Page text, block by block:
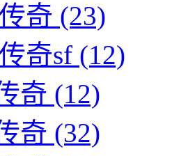
奇 (23)
奇sf (12)
奇 (12)
奇 (32)